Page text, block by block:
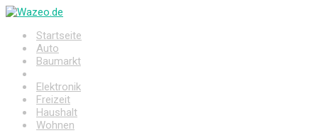
Zum
springenStartseite
Auto
Baumarkt
Elektronik
Freizeit
Haushalt
Wohnen